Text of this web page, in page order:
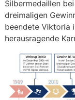
Silbermedaillen
dreimaligen
beendete Viktoria
herausragende